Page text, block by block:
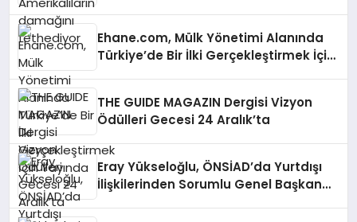
Ehane.com, Mülk Yönetimi Alanında
Türkiye’de Bir İlki Gerçekleştirmek İçin
THE GUIDE MAGAZIN Dergisi Vizyon
Ödülleri Gecesi 24 Aralık’ta
Eray Yükseloğlu, ÖNSİAD’da Yurtdışı
İlişkilerinden Sorumlu Genel Başkan